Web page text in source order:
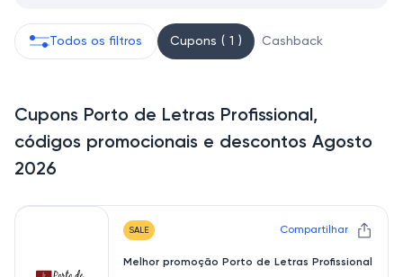
Todos os filtros Cupons ( 1 ) Cashback
Cupons Porto de Letras Profissional,
códigos promocionais e descontos Agosto
2026
SALE Compartilhar
Melhor promoção Porto de Letras Profissional